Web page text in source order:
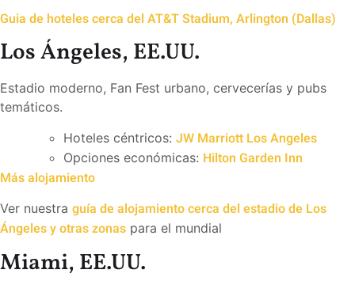
Guia de hoteles cerca del AT&T Stadium, Arlington (Dallas)
Los Ángeles, EE.UU.
Estadio moderno, Fan Fest urbano, cervecerías y pubs
temáticos.
Hoteles céntricos: JW Marriott Los Angeles
Opciones económicas: Hilton Garden Inn
Más alojamiento
Ver nuestra guía de alojamiento cerca del estadio de Los
Ángeles y otras zonas para el mundial
Miami, EE.UU.